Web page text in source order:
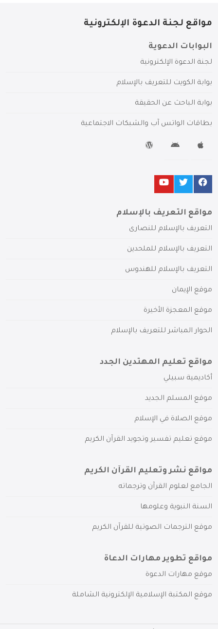
مواقع لجنة الدعوة الإلكترونية
البوابات الدعوية
لجنة الدعوة الإلكترونية
بوابة الكويت للتعريف بالإسلام
بوابة الباحث عن الحقيقة
بطاقات الواتس آب والشبكات الاجتماعية
مواقع التعريف بالإسلام
التعريف بالإسلام للنصارى
التعريف بالإسلام للملحدين
التعريف بالإسلام للهندوس
موقع الإيمان
موقع المعجزة الأخيرة
الحوار المباشر للتعريف بالإسلام
مواقع تعليم المهتدين الجدد
أكاديمية سبيلي
موقع المسلم الجديد
موقع الصلاة في الإسلام
موقع تعليم تفسير وتجويد القرآن الكريم
مواقع نشر وتعليم القرآن الكريم
الجامع لعلوم القرآن وترجماته
السنة النبوية وعلومها
موقع الترجمات الصوتية للقرآن الكريم
مواقع تطوير مهارات الدعاة
موقع مهارات الدعوة
موقع المكتبة الإسلامية الإلكترونية الشاملة